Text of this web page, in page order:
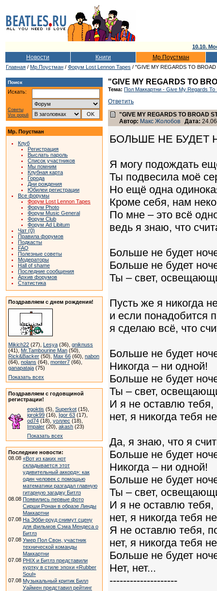
10.10.
Новости Книги Мр.Поустман
Главная / Мр.Поустман / Форум Lost Lennon Tapes / "GIVE MY REGARDS TO
Поиск
Искать:
Советы
Vox populi
Мр. Поустман
Клуб
Регистрация
Выслать пароль
Список участников
Мы помним
Клубная карта
Города
Дни рождения
Юбилеи регистрации
Все форумы
Форум Lost Lennon Tapes
Форум Photo
Форум Music General
Форум Club
Форум Ad Libitum
Чат (0)
Правила форумов
Подкасты
FAQ
Полезные советы
Модераторы
Hall of shame
Последние сообщения
Архив форумов
Статистика
Поздравляем с днем рождения!
Mikich22 (27), Lesya (36), gniknuss
(41), Mr.Tambourine Man (50),
Rick&Backer (50), Max 66 (60), nabon
(64), nolans (64), monter7 (66),
ganapataja (75)
Показать всех
Поздравляем с годовщиной
регистрации!
egoktis (5), Superkot (15),
igrok99 (16), Igor 63 (17),
od74 (18), уоллес (18),
Impaler (20), akash (23)
Показать всех
Последние новости:
08.08 «Вот из каких нот
складывается этот
удивительный аккорд»: как
один человек с помощью
математики разгадал главную
гитарную загадку Битлз
08.08 Появились первые фото
Сирши Ронан в образе Линды
Маккартни
07.08 На Эбби-роуд снимут сцену
для фильмов Сэма Мендеса о
Битлз
07.08 Умер Пол Свон, участник
технической команды
Маккартни
07.08 PHIX и Битлз представили
куртку в стиле эпохи «Rubber
Soul»
07.08 Музыкальный критик Билл
Уаймен представил рейтинг
"GIVE MY REGARDS TO
Тема: Пол Маккартни - Give My Regards To
Ответить
"GIVE MY REGARDS TO BROAD
Автор: Макс Жолобов Дата:
БОЛЬШЕ НЕ БУДЕТ
Я могу подождать
Ты подвесила моё
Но ещё одна
Кроме себя, нам
По мне – это всё
ведь я знаю, что
Больше не будет
Больше не будет
Ты – свет,
Пусть же я никогда
и если понадобится
я сделаю всё, что
Больше не будет
Никогда – ни одной!
Больше не будет
Ты – свет,
И я не оставлю
нет, я никогда тебя
Да, я знаю, что я
Больше не будет
Никогда – ни одной!
Больше не будет
Ты – свет,
И я не оставлю
нет, я никогда тебя
Я не оставлю тебя,
нет, я никогда тебя
Больше не будет
Нет, нет...
--------------------